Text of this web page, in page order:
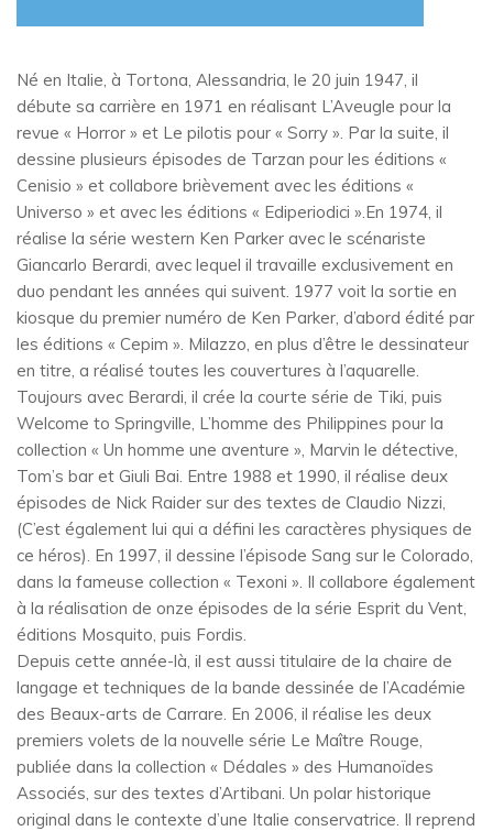
Né en Italie, à Tortona, Alessandria, le 20 juin 1947, il
débute sa carrière en 1971 en réalisant L’Aveugle pour la
revue « Horror » et Le pilotis pour « Sorry ». Par la suite, il
dessine plusieurs épisodes de Tarzan pour les éditions «
Cenisio » et collabore brièvement avec les éditions «
Universo » et avec les éditions « Ediperiodici ».En 1974, il
réalise la série western Ken Parker avec le scénariste
Giancarlo Berardi, avec lequel il travaille exclusivement en
duo pendant les années qui suivent. 1977 voit la sortie en
kiosque du premier numéro de Ken Parker, d’abord édité par
les éditions « Cepim ». Milazzo, en plus d’être le dessinateur
en titre, a réalisé toutes les couvertures à l’aquarelle.
Toujours avec Berardi, il crée la courte série de Tiki, puis
Welcome to Springville, L’homme des Philippines pour la
collection « Un homme une aventure », Marvin le détective,
Tom’s bar et Giuli Bai. Entre 1988 et 1990, il réalise deux
épisodes de Nick Raider sur des textes de Claudio Nizzi,
(C’est également lui qui a défini les caractères physiques de
ce héros). En 1997, il dessine l’épisode Sang sur le Colorado,
dans la fameuse collection « Texoni ». Il collabore également
à la réalisation de onze épisodes de la série Esprit du Vent,
éditions Mosquito, puis Fordis.
Depuis cette année-là, il est aussi titulaire de la chaire de
langage et techniques de la bande dessinée de l’Académie
des Beaux-arts de Carrare. En 2006, il réalise les deux
premiers volets de la nouvelle série Le Maître Rouge,
publiée dans la collection « Dédales » des Humanoïdes
Associés, sur des textes d’Artibani. Un polar historique
original dans le contexte d’une Italie conservatrice. Il reprend